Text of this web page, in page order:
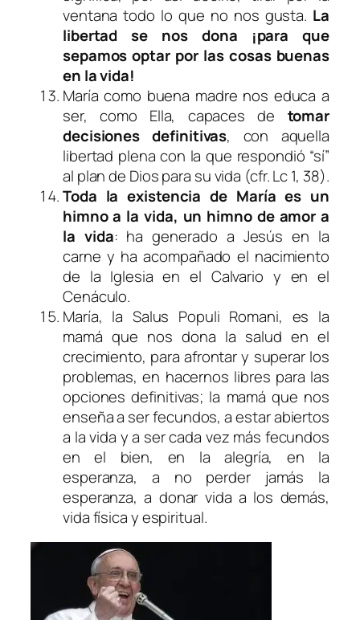
ventana todo lo que no nos gusta. La
libertad se nos dona ¡para que
sepamos optar por las cosas buenas
en la vida!
María como buena madre nos educa a
ser, como Ella, capaces de tomar
decisiones definitivas, con aquella
libertad plena con la que respondió “sí”
al plan de Dios para su vida (cfr. Lc 1, 38).
Toda la existencia de María es un
himno a la vida, un himno de amor a
la vida: ha generado a Jesús en la
carne y ha acompañado el nacimiento
de la Iglesia en el Calvario y en el
Cenáculo.
María, la Salus Populi Romani, es la
mamá que nos dona la salud en el
crecimiento, para afrontar y superar los
problemas, en hacernos libres para las
opciones definitivas; la mamá que nos
enseña a ser fecundos, a estar abiertos
a la vida y a ser cada vez más fecundos
en el bien, en la alegría, en la
esperanza, a no perder jamás la
esperanza, a donar vida a los demás,
vida física y espiritual.